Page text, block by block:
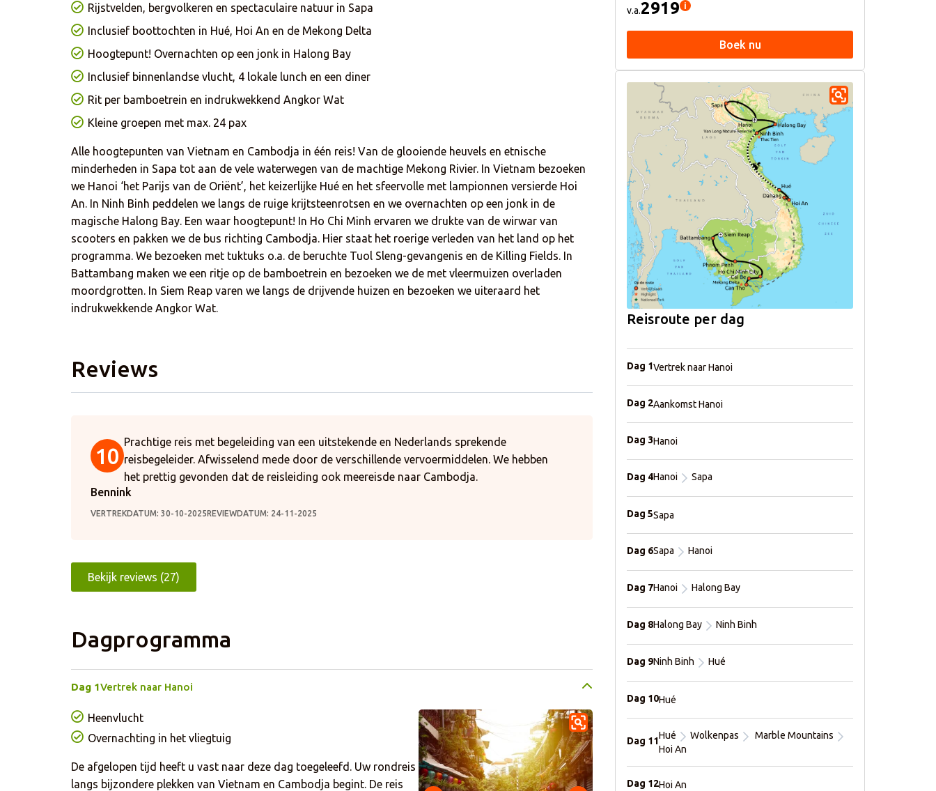
Rijstvelden, bergvolkeren en spectaculaire natuur in Sapa
Inclusief boottochten in Hué, Hoi An en de Mekong Delta
Hoogtepunt! Overnachten op een jonk in Halong Bay
Inclusief binnenlandse vlucht, 4 lokale lunch en een diner
Rit per bamboetrein en indrukwekkend Angkor Wat
Kleine groepen met max. 24 pax
Alle hoogtepunten van Vietnam en Cambodja in één reis! Van de glooiende heuvels en etnische
minderheden in Sapa tot aan de vele waterwegen van de machtige Mekong Rivier. In Vietnam bezoeken
we Hanoi ‘het Parijs van de Oriënt’, het keizerlijke Hué en het sfeervolle met lampionnen versierde Hoi
An. In Ninh Binh peddelen we langs de ruige krijtsteenrotsen en we overnachten op een jonk in de
magische Halong Bay. Een waar hoogtepunt! In Ho Chi Minh ervaren we drukte van de wirwar van
scooters en pakken we de bus richting Cambodja. Hier staat het roerige verleden van het land op het
programma. We bezoeken met tuktuks o.a. de beruchte Tuol Sleng-gevangenis en de Killing Fields. In
Battambang maken we een ritje op de bamboetrein en bezoeken we de met vleermuizen overladen
moordgrotten. In Siem Reap varen we langs de drijvende huizen en bezoeken we uiteraard het
indrukwekkende Angkor Wat.
Reviews
10
Prachtige reis met begeleiding van een uitstekende en Nederlands sprekende
reisbegeleider. Afwisselend mede door de verschillende vervoermiddelen. We hebben
het prettig gevonden dat de reisleiding ook meereisde naar Cambodja.
Bennink
VERTREKDATUM: 30-10-2025REVIEWDATUM: 24-11-2025
Bekijk reviews (27)
Dagprogramma
Dag 1Vertrek naar Hanoi
Heenvlucht
Overnachting in het vliegtuig
De afgelopen tijd heeft u vast naar deze dag toegeleefd. Uw rondreis
langs bijzondere plekken van Vietnam en Cambodja begint. De reis
v.a.2919 i
Boek nu
Reisroute per dag
Dag 1Vertrek naar Hanoi
Dag 2Aankomst Hanoi
Dag 3Hanoi
Dag 4Hanoi Sapa
Dag 5Sapa
Dag 6Sapa Hanoi
Dag 7Hanoi Halong Bay
Dag 8Halong Bay Ninh Binh
Dag 9Ninh Binh Hué
Dag 10Hué
Dag 11Hué Wolkenpas
Marble Mountains
Hoi An
Dag 12Hoi An